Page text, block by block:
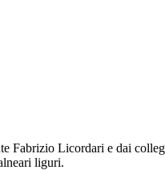
Fabrizio Licordari e dai
liguri.